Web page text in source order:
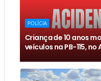
POLÍCIA
Criança de 10 anos
veículos na PB-115,